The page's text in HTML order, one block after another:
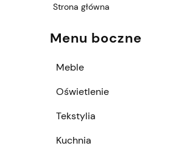
Strona główna
Menu boczne
Meble
Oświetlenie
Tekstylia
Kuchnia